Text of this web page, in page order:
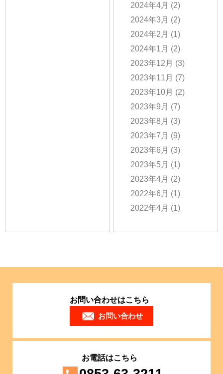
2024年4月 (2)
2024年3月 (2)
2024年2月 (1)
2024年1月 (2)
2023年12月 (3)
2023年11月 (7)
2023年10月 (2)
2023年9月 (7)
2023年8月 (3)
2023年7月 (9)
2023年6月 (3)
2023年5月 (1)
2023年4月 (2)
2022年6月 (1)
2022年4月 (1)
お問い合わせはこちら
お問い合わせ
お電話はこちら